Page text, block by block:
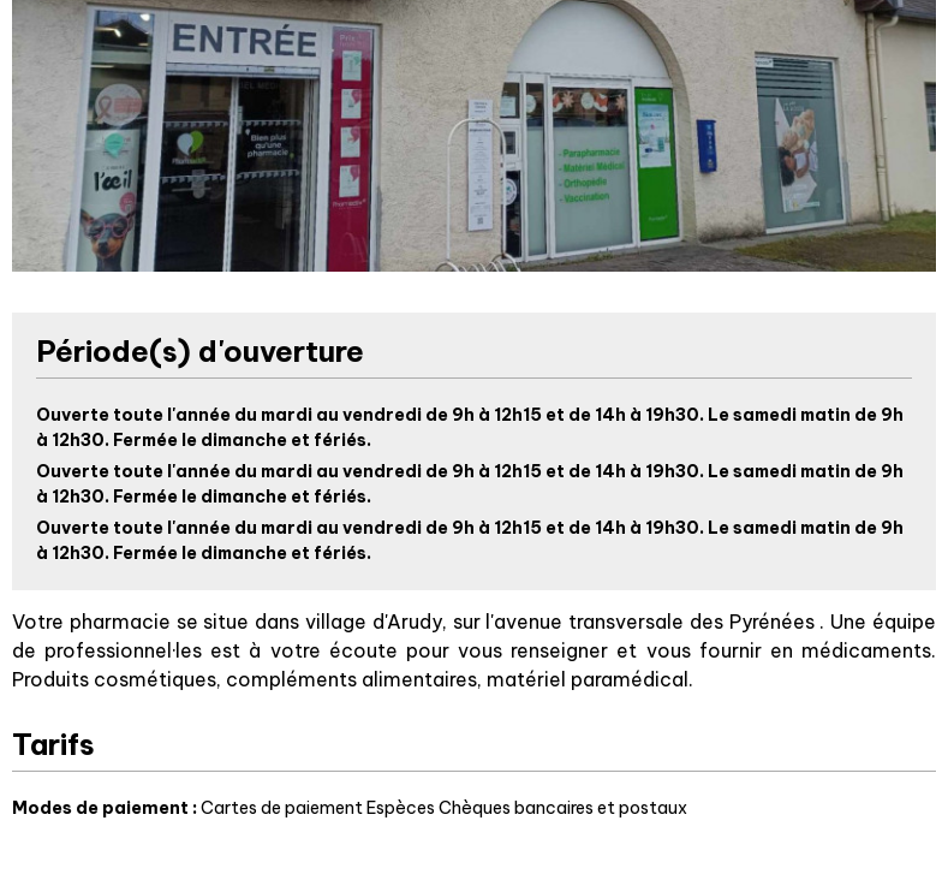
Période(s) d'ouverture
Ouverte toute l'année du mardi au vendredi de 9h à 12h15 et de 14h à 19h30. Le samedi matin de 9h
à 12h30. Fermée le dimanche et fériés.
Ouverte toute l'année du mardi au vendredi de 9h à 12h15 et de 14h à 19h30. Le samedi matin de 9h
à 12h30. Fermée le dimanche et fériés.
Ouverte toute l'année du mardi au vendredi de 9h à 12h15 et de 14h à 19h30. Le samedi matin de 9h
à 12h30. Fermée le dimanche et fériés.
Votre pharmacie se situe dans village d'Arudy, sur l'avenue transversale des Pyrénées . Une équipe
de professionnel·les est à votre écoute pour vous renseigner et vous fournir en médicaments.
Produits cosmétiques, compléments alimentaires, matériel paramédical.
Tarifs
Modes de paiement :Cartes de paiementEspèces Chèques bancaires et postaux